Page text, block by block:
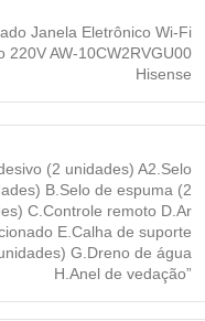
Janela Eletrônico Wi-Fi
220V AW-10CW2RVGU00
Hisense
(2 unidades) A2.Selo
B.Selo de espuma (2
C.Controle remoto D.Ar
E.Calha de suporte
G.Dreno de água
H.Anel de vedação”